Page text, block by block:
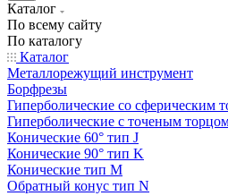
Каталог
По всему сайту
По каталогу
Каталог
Металлорежущий инструмент
Борфрезы
Гиперболические cо сферическим
Гиперболические с точеным
Конические 60° тип J
Конические 90° тип K
Конические тип M
Обратный конус тип N